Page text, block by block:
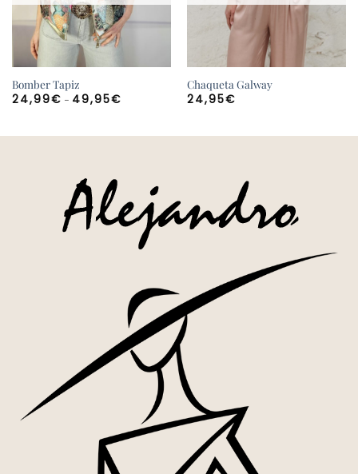
Bomber Tapiz
24,99€ - 49,95€Rango
24,99€
Chaqueta Galway
24,95€